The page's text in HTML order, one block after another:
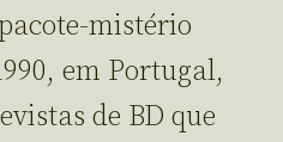
mistério
em Portugal,
de BD que